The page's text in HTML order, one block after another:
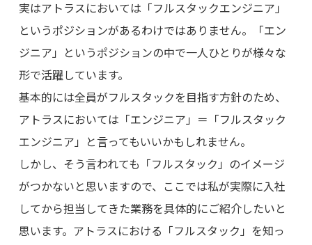
実はアトラスにおいては「フルスタックエンジニア」
というポジションがあるわけではありません。「エン
ジニア」というポジションの中で一人ひとりが様々な
形で活躍しています。
基本的には全員がフルスタックを目指す方針のため、
アトラスにおいては「エンジニア」＝「フルスタック
エンジニア」と言ってもいいかもしれません。
しかし、そう言われても「フルスタック」のイメージ
がつかないと思いますので、ここでは私が実際に入社
してから担当してきた業務を具体的にご紹介したいと
思います。アトラスにおける「フルスタック」を知っ